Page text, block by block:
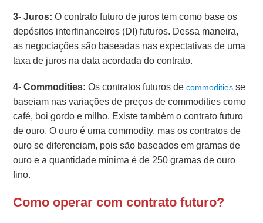
3- Juros: O contrato futuro de juros tem como base os
depósitos interfinanceiros (DI) futuros. Dessa maneira,
as negociações são baseadas nas expectativas de uma
taxa de juros na data acordada do contrato.
4- Commodities: Os contratos futuros decommodities se
baseiam nas variações de preços de commodities como
café, boi gordo e milho. Existe também o contrato futuro
de ouro. O ouro é uma commodity, mas os contratos de
ouro se diferenciam, pois são baseados em gramas de
ouro e a quantidade mínima é de 250 gramas de ouro
fino.
Como operar com contrato futuro?